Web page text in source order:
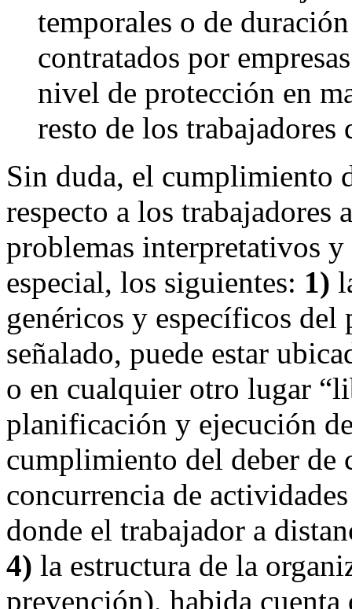
temporales o de
contratados por
nivel de protección en
resto de los trabajadores
Sin duda, el cumplimiento
respecto a los trabajadores
problemas interpretativos
especial, los siguientes: 1)
genéricos y específicos del
señalado, puede estar
o en cualquier otro lugar
planificación y ejecución
cumplimiento del deber de
concurrencia de
donde el trabajador a
4) la estructura de la
prevención), habida